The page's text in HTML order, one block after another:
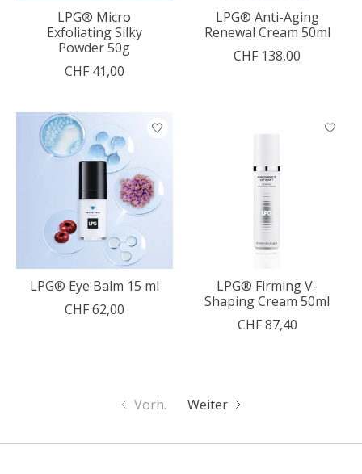
LPG® Micro
Exfoliating Silky
Powder 50g
CHF 41,00
LPG® Anti-Aging
Renewal Cream 50ml
CHF 138,00
LPG® Eye Balm 15 ml
CHF 62,00
LPG® Firming V-
Shaping Cream 50ml
CHF 87,40
Vorh. Weiter